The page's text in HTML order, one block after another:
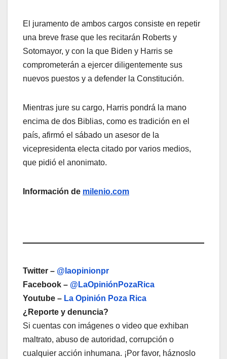
El juramento de ambos cargos consiste en repetir
una breve frase que les recitarán Roberts y
Sotomayor, y con la que Biden y Harris se
comprometerán a ejercer diligentemente sus
nuevos puestos y a defender la Constitución.
Mientras jure su cargo, Harris pondrá la mano
encima de dos Biblias, como es tradición en el
país, afirmó el sábado un asesor de la
vicepresidenta electa citado por varios medios,
que pidió el anonimato.
Información de milenio.com
Twitter – @laopinionpr
Facebook – @LaOpiniónPozaRica
Youtube – La Opinión Poza Rica
¿Reporte y denuncia?
Si cuentas con imágenes o video que exhiban
maltrato, abuso de autoridad, corrupción o
cualquier acción inhumana. ¡Por favor, háznoslo